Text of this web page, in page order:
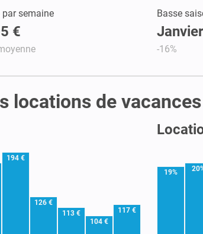
par semaine
€
Basse
-16%
locations de
194 €
126 €
113 €
104 €
117 €
19%